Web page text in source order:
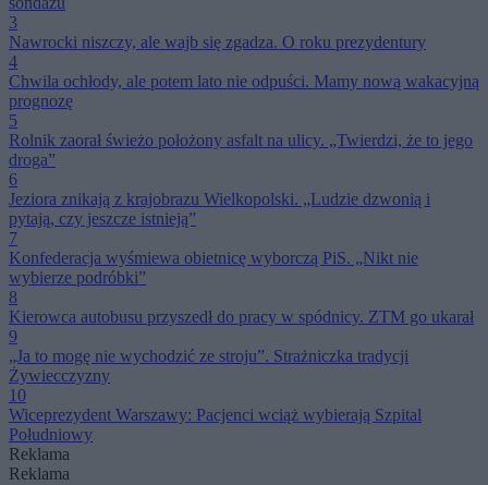
3
Nawrocki niszczy, ale wajb się zgadza. O roku prezydentury
4
Chwila ochłody, ale potem lato nie odpuści. Mamy nową wakacyjną
prognozę
5
Rolnik zaorał świeżo położony asfalt na ulicy. „Twierdzi, że to jego
droga”
6
Jeziora znikają z krajobrazu Wielkopolski. „Ludzie dzwonią i
pytają, czy jeszcze istnieją”
7
Konfederacja wyśmiewa obietnicę wyborczą PiS. „Nikt nie
wybierze podróbki”
8
Kierowca autobusu przyszedł do pracy w spódnicy. ZTM go ukarał
9
„Ja to mogę nie wychodzić ze stroju”. Strażniczka tradycji
Żywiecczyzny
10
Wiceprezydent Warszawy: Pacjenci wciąż wybierają Szpital
Południowy
Reklama
Reklama